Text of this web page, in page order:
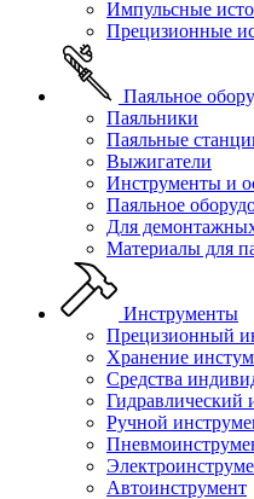
Импульсные
Прецизионные
Паяльное
Паяльники
Паяльные
Выжигатели
Инструменты и
Паяльное
Для
Материалы для
Инструменты
Прецизионный
Хранение
Средства
Гидравлический
Ручной
Автоинструмент